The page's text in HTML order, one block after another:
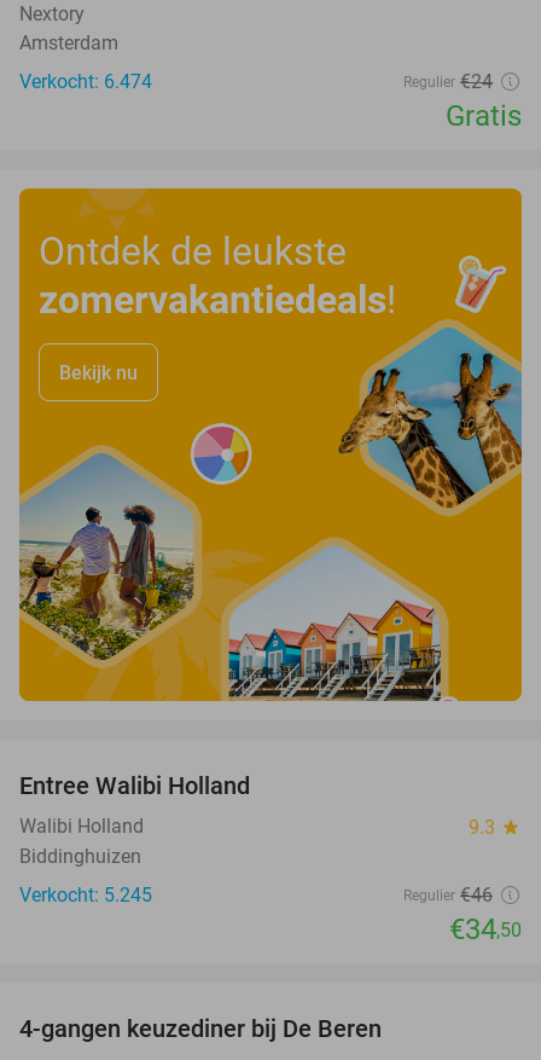
Nextory
Amsterdam
Verkocht: 6.474
Regulier €24
Gratis
Ontdek de leukste
zomervakantiedeals!
Bekijk nu
Entree Walibi Holland
Walibi Holland 9.3 star
Biddinghuizen
Verkocht: 5.245
Regulier €46
€34,50
4-gangen keuzediner bij De Beren